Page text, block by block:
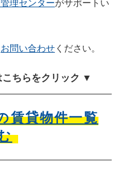
理センターがサポートい
お問い合わせください。
ちらをクリック ▼
賃貸物件一覧